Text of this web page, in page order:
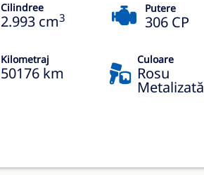
Cilindree
2.993 cm3
Putere
306 CP
Kilometraj
50176 km
Culoare
Rosu
Metalizată